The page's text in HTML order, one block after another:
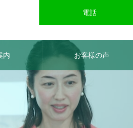
電話
内 お客様の声